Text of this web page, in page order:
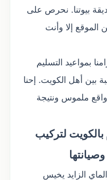
بيوتنا. نحرص على
الموقع إلا وأنت
بمواعيد التسليم
بين أهل الكويت. إحنا
واقع ملموس ونتيجة
لتركيب
الزايد يخيس